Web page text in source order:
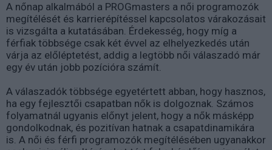
A nőnap alkalmából a PROGmasters a női programozók
megítélését és karrierépítéssel kapcsolatos várakozásait
is vizsgálta a kutatásában. Érdekesség, hogy míg a
férfiak többsége csak két évvel az elhelyezkedés után
várja az előléptetést, addig a legtöbb női válaszadó már
egy év után jobb pozícióra számít.
A válaszadók többsége egyetértett abban, hogy hasznos,
ha egy fejlesztői csapatban nők is dolgoznak. Számos
folyamatnál ugyanis előnyt jelent, hogy a nők másképp
gondolkodnak, és pozitívan hatnak a csapatdinamikára
is. A női és férfi programozók megítélésében ugyanakkor